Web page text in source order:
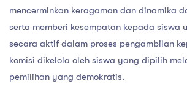
mencerminkan keragaman dan dinamika
serta memberi kesempatan kepada siswa
secara aktif dalam proses pengambilan
komisi dikelola oleh siswa yang dipilih
pemilihan yang demokratis.